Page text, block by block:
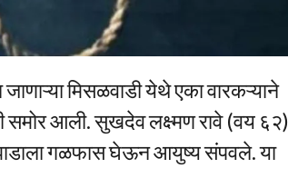
मिसळवाडी येथे एका वारकऱ्याने
आली. सुखदेव लक्ष्मण रावे (वय ६२)
झाडाला गळफास घेऊन आयुष्य संपवले. या